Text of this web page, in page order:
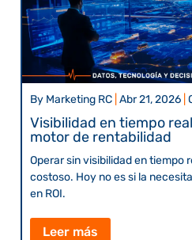
By Marketing RC |Abr 21, 2026 |
Visibilidad en tiempo
motor de rentabilidad
Operar sin visibilidad en tiempo
costoso. Hoy no es si la
en ROI.
Leer más